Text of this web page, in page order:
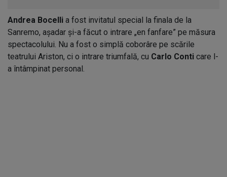
Andrea Bocelli a fost invitatul special la finala de la
Sanremo, așadar și-a făcut o intrare „en fanfare” pe măsura
spectacolului. Nu a fost o simplă coborâre pe scările
teatrului Ariston, ci o intrare triumfală, cu Carlo Conti care l-
a întâmpinat personal.